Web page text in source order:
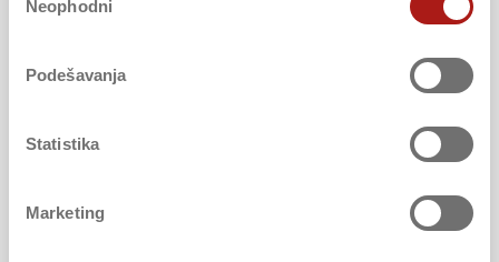
сагласности
Neophodni
Podešavanja
Statistika
Marketing
Bilo da motorno vozilo koristite za lične potrebe ili za
posao, treba da ga obezbedite od mogućih nemilih
događaja. Najbolja i najpouzdanija zaštita je kasko
osiguranje.